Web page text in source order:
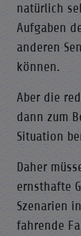
natürlich
Aufgaben
anderen
können.
Aber die
dann zum
Situation
Daher
ernsthafte
Szenarien
fahrende